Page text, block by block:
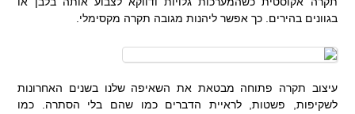
בגוונים בהירים. כך אפשר ליהנות מגובה תקרה מקסימלי.
עיצוב תקרה פתוחה מבטאת את השאיפה שלנו בשנים האחרונות
לשקיפות, פשטות, לראיית הדברים כמו שהם בלי הסתרה. כמו